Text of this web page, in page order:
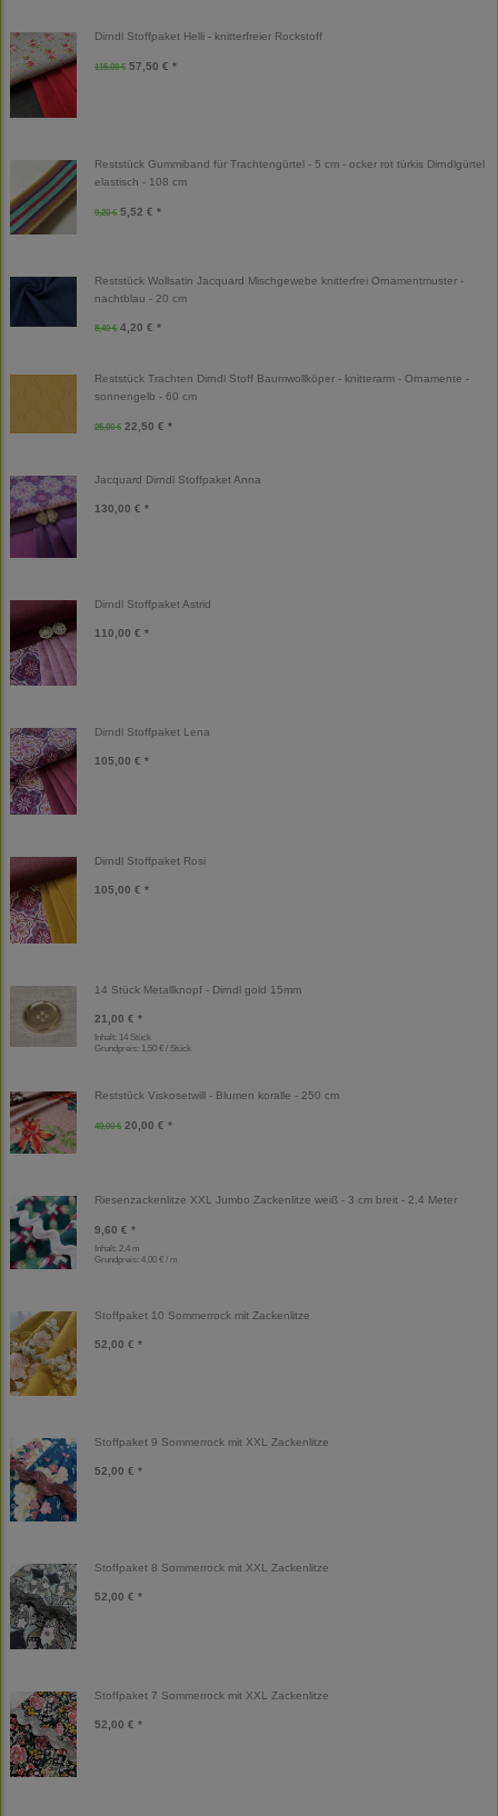
Dirndl Stoffpaket Helli - knitterfreier Rockstoff
115,00 € 57,50 € *
Reststück Gummiband für Trachtengürtel - 5 cm - ocker rot türkis Dirndlgürtel
elastisch - 108 cm
9,20 € 5,52 € *
Reststück Wollsatin Jacquard Mischgewebe knitterfrei Ornamentmuster -
nachtblau - 20 cm
8,40 € 4,20 € *
Reststück Trachten Dirndl Stoff Baumwollköper - knitterarm - Ornamente -
sonnengelb - 60 cm
25,00 € 22,50 € *
Jacquard Dirndl Stoffpaket Anna
130,00 € *
Dirndl Stoffpaket Astrid
110,00 € *
Dirndl Stoffpaket Lena
105,00 € *
Dirndl Stoffpaket Rosi
105,00 € *
14 Stück Metallknopf - Dirndl gold 15mm
21,00 € *
Inhalt: 14 Stück
Grundpreis: 1,50 € / Stück
Reststück Viskosetwill - Blumen koralle - 250 cm
40,00 € 20,00 € *
Riesenzackenlitze XXL Jumbo Zackenlitze weiß - 3 cm breit - 2,4 Meter
9,60 € *
Inhalt: 2,4 m
Grundpreis: 4,00 € / m
Stoffpaket 10 Sommerrock mit Zackenlitze
52,00 € *
Stoffpaket 9 Sommerrock mit XXL Zackenlitze
52,00 € *
Stoffpaket 8 Sommerrock mit XXL Zackenlitze
52,00 € *
Stoffpaket 7 Sommerrock mit XXL Zackenlitze
52,00 € *